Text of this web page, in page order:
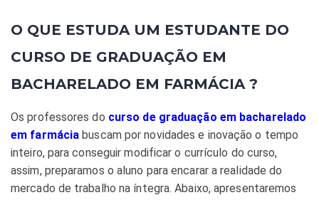
O QUE ESTUDA UM ESTUDANTE DO
CURSO DE GRADUAÇÃO EM
BACHARELADO EM FARMÁCIA ?
Os professores do curso de graduação em bacharelado
em farmácia buscam por novidades e inovação o tempo
inteiro, para conseguir modificar o currículo do curso,
assim, preparamos o aluno para encarar a realidade do
mercado de trabalho na íntegra. Abaixo, apresentaremos